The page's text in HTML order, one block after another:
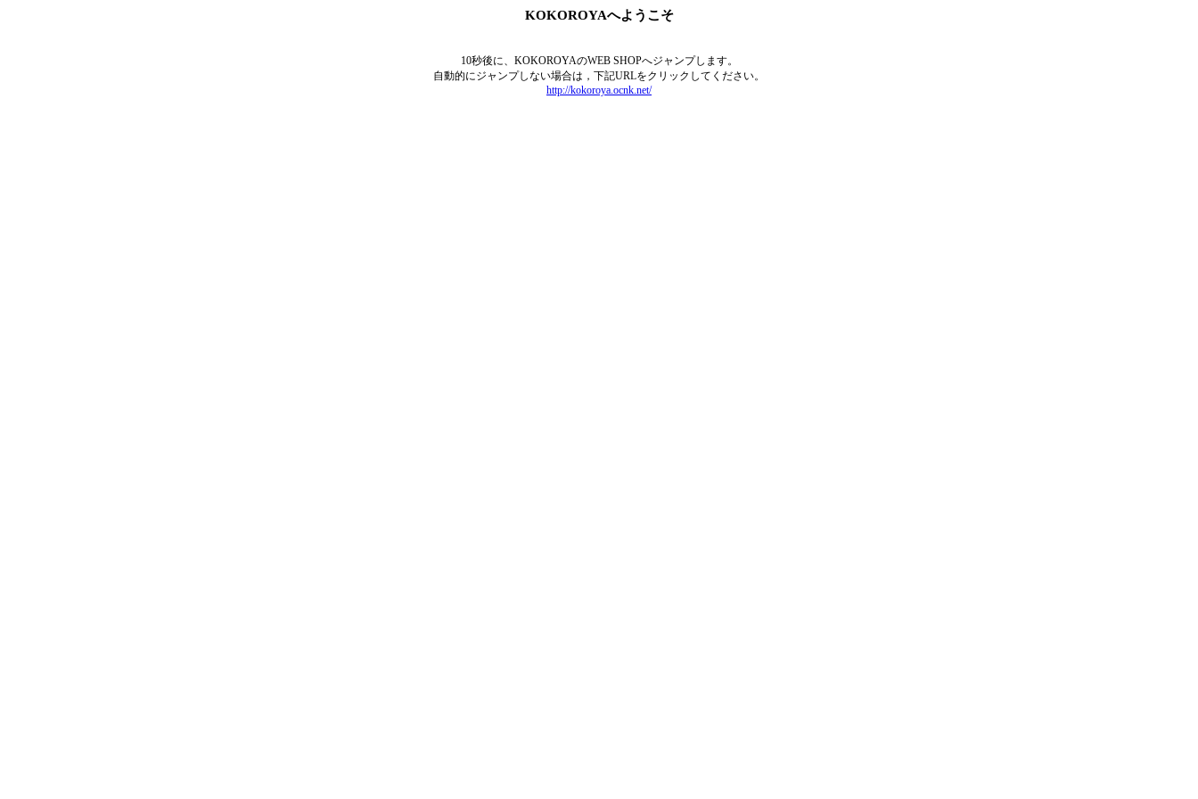
KOKOROYAへようこそ
10秒後に、KOKOROYAのWEB SHOPへジャンプします。
自動的にジャンプしない場合は，下記URLをクリックしてください。
http://kokoroya.ocnk.net/